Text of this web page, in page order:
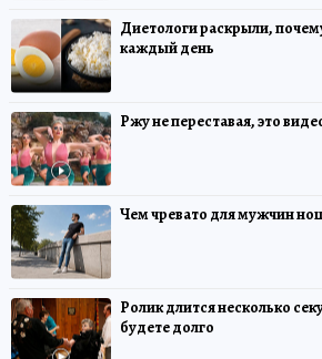
Диетологи раскрыли,
каждый день
Ржу не переставая, это
Чем чревато для мужчин
Ролик длится несколько
будете долго